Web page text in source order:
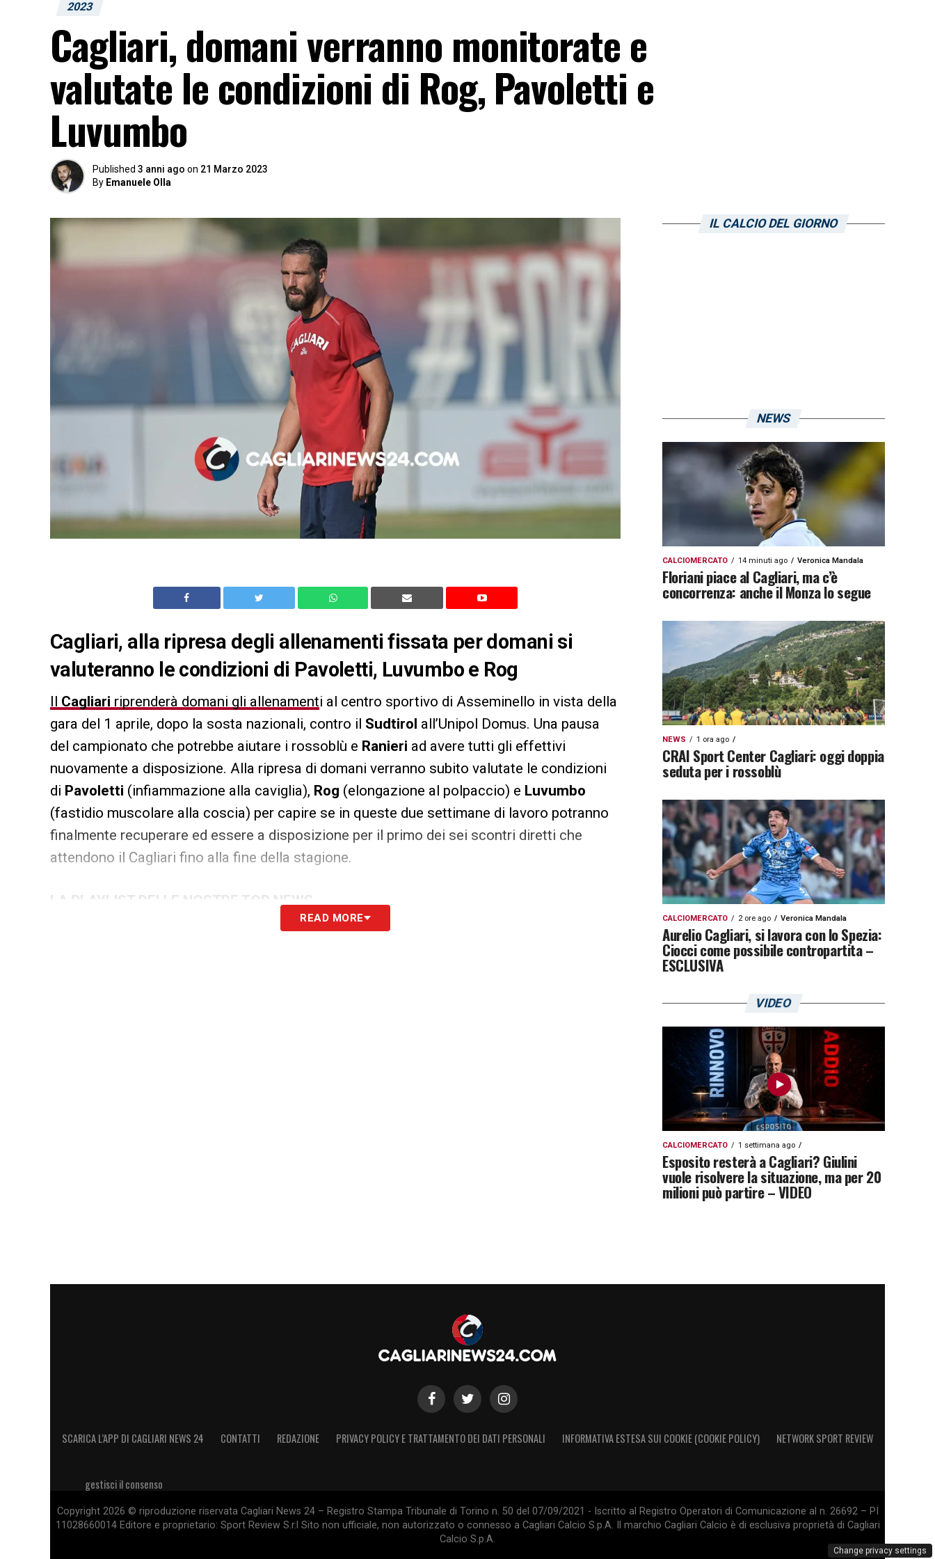
2023
Cagliari, domani verranno monitorate e
valutate le condizioni di Rog, Pavoletti e
Luvumbo
Published 3 anni ago on 21 Marzo 2023
By Emanuele Olla
Cagliari, alla ripresa degli allenamenti fissata per domani si
valuteranno le condizioni di Pavoletti, Luvumbo e Rog
Il Cagliari riprenderà domani gli allenamenti al centro sportivo di Asseminello in vista della
gara del 1 aprile, dopo la sosta nazionali, contro il Sudtirol all’Unipol Domus. Una pausa
del campionato che potrebbe aiutare i rossoblù e Ranieri ad avere tutti gli effettivi
nuovamente a disposizione. Alla ripresa di domani verranno subito valutate le condizioni
di Pavoletti (infiammazione alla caviglia), Rog (elongazione al polpaccio) e Luvumbo
(fastidio muscolare alla coscia) per capire se in queste due settimane di lavoro potranno
finalmente recuperare ed essere a disposizione per il primo dei sei scontri diretti che
attendono il Cagliari fino alla fine della stagione.
LA PLAYLIST DELLE NOSTRE TOP NEWS
READ MORE
IL CALCIO DEL GIORNO
NEWS
CALCIOMERCATO 14 minuti ago Veronica Mandala
Floriani piace al Cagliari, ma c’è
concorrenza: anche il Monza lo segue
NEWS 1 ora ago
CRAI Sport Center Cagliari: oggi doppia
seduta per i rossoblù
CALCIOMERCATO 2 ore ago Veronica Mandala
Aurelio Cagliari, si lavora con lo Spezia:
Ciocci come possibile contropartita –
ESCLUSIVA
VIDEO
CALCIOMERCATO 1 settimana ago
Esposito resterà a Cagliari? Giulini
vuole risolvere la situazione, ma per 20
milioni può partire – VIDEO
SCARICA L’APP DI CAGLIARI NEWS 24 CONTATTI REDAZIONE PRIVACY POLICY E TRATTAMENTO DEI DATI PERSONALI INFORMATIVA ESTESA SUI COOKIE (COOKIE POLICY) NETWORK SPORT REVIEW
gestisci il consenso
Copyright 2026 © riproduzione riservata Cagliari News 24 – Registro Stampa Tribunale di Torino n. 50 del 07/09/2021 - Iscritto al Registro Operatori di Comunicazione al n. 26692 – PI
11028660014 Editore e proprietario: Sport Review S.r.l Sito non ufficiale, non autorizzato o connesso a Cagliari Calcio S.p.A. Il marchio Cagliari Calcio è di esclusiva proprietà di Cagliari
Calcio S.p.A.
Change privacy settings